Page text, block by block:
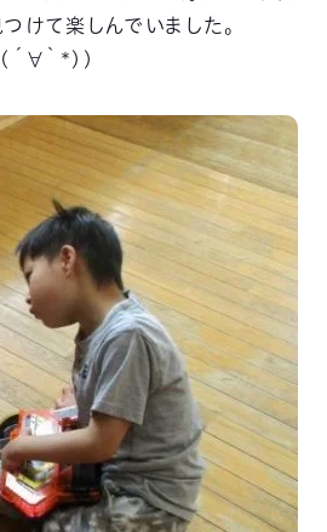
けて楽しんでいました。
((´∀｀*))